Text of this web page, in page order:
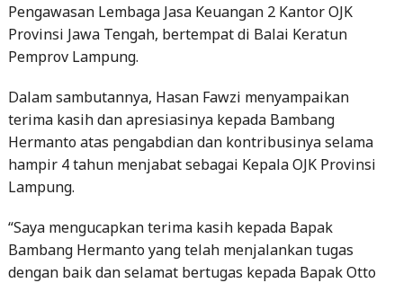
Pengawasan Lembaga Jasa Keuangan 2 Kantor OJK
Provinsi Jawa Tengah, bertempat di Balai Keratun
Pemprov Lampung.
Dalam sambutannya, Hasan Fawzi menyampaikan
terima kasih dan apresiasinya kepada Bambang
Hermanto atas pengabdian dan kontribusinya selama
hampir 4 tahun menjabat sebagai Kepala OJK Provinsi
Lampung.
“Saya mengucapkan terima kasih kepada Bapak
Bambang Hermanto yang telah menjalankan tugas
dengan baik dan selamat bertugas kepada Bapak Otto